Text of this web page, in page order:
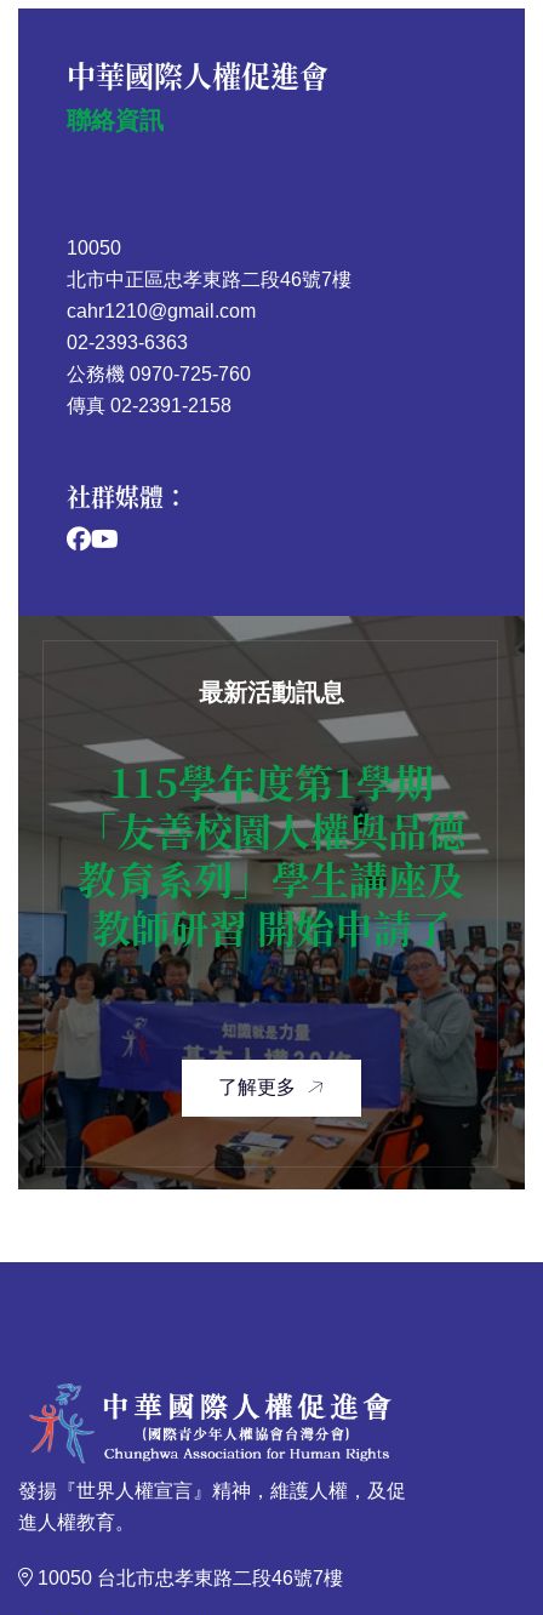
中華國際人權促進會
聯絡資訊
10050
北市中正區忠孝東路二段46號7樓
cahr1210@gmail.com
02-2393-6363
公務機 0970-725-760
傳真 02-2391-2158
社群媒體：
最新活動訊息
115學年度第1學期
「友善校園人權與品德
教育系列」學生講座及
教師研習 開始申請了
了解更多
發揚『世界人權宣言』精神，維護人權，及促
進人權教育。
10050 台北市忠孝東路二段46號7樓